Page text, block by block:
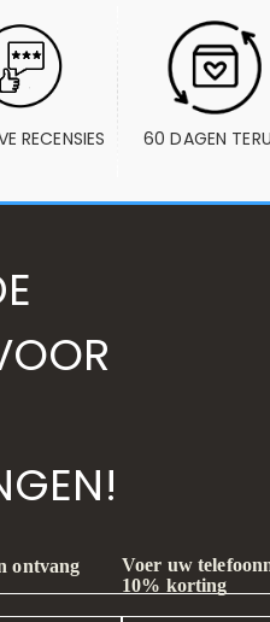
RECENSIES 60 DAGEN
ontvang
Voer uw
10% korting